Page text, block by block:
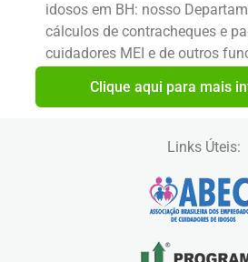
idosos em BH: nosso
cálculos de contracheques e
cuidadores MEI e de outros
Clique aqui para mais
Links Úteis: